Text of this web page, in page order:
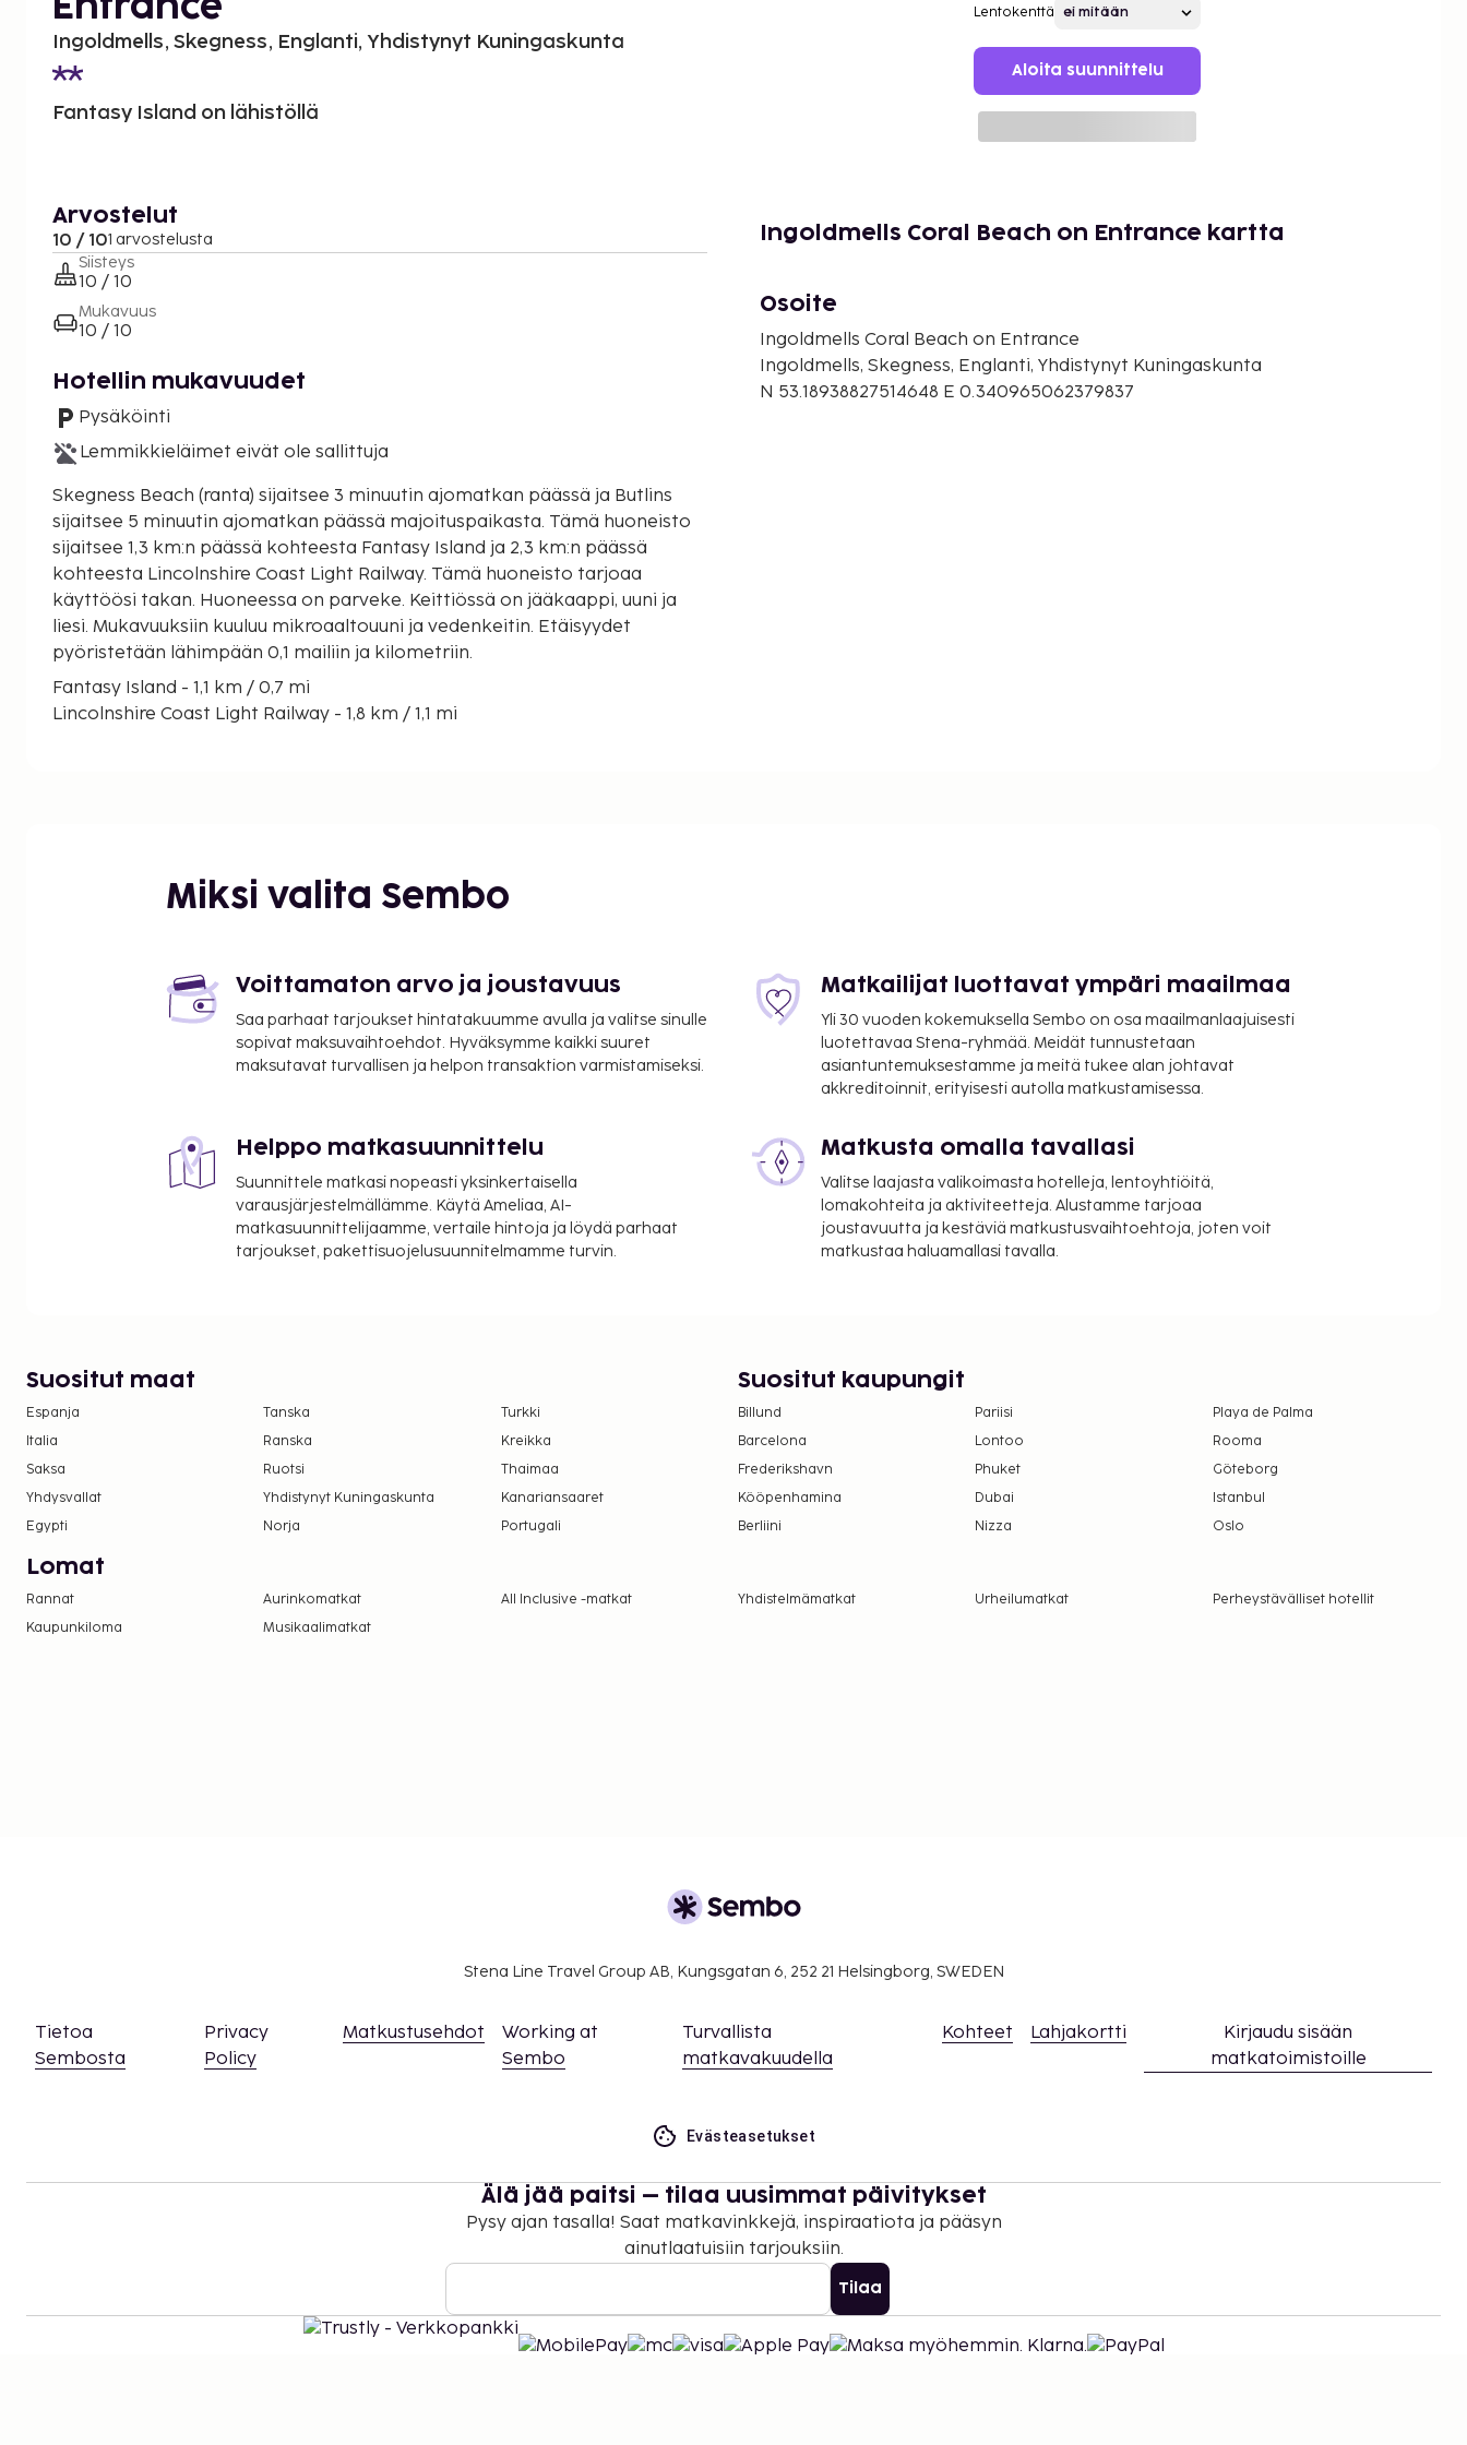
Entrance
Ingoldmells, Skegness, Englanti, Yhdistynyt Kuningaskunta
Fantasy Island on lähistöllä
Lentokenttä
Aloita suunnittelu
Arvostelut
10 / 101 arvostelusta
Siisteys
10 / 10
Mukavuus
10 / 10
Hotellin mukavuudet
Pysäköinti
Lemmikkieläimet eivät ole sallittuja
Skegness Beach (ranta) sijaitsee 3 minuutin ajomatkan päässä ja Butlins
sijaitsee 5 minuutin ajomatkan päässä majoituspaikasta. Tämä huoneisto
sijaitsee 1,3 km:n päässä kohteesta Fantasy Island ja 2,3 km:n päässä
kohteesta Lincolnshire Coast Light Railway. Tämä huoneisto tarjoaa
käyttöösi takan. Huoneessa on parveke. Keittiössä on jääkaappi, uuni ja
liesi. Mukavuuksiin kuuluu mikroaaltouuni ja vedenkeitin. Etäisyydet
pyöristetään lähimpään 0,1 mailiin ja kilometriin.
Fantasy Island - 1,1 km / 0,7 mi
Lincolnshire Coast Light Railway - 1,8 km / 1,1 mi
Tower Gardens - 5,1 km / 3,2 mi
Lucky Strike - 5,4 km / 3,3 mi
Skegness Aquarium - 5,5 km / 3,4 mi
Skegness Clock Tower - 5,5 km / 3,4 mi
Skegness Model Village - 5,6 km / 3,5 mi
Maksuihin saattaa sisältyä sovellettavat verot:
Takuumaksu vaurioiden varalle: 100 GBP per yöpyminen
Tässä on mainittu kaikki majoituspaikan meille ilmoittamat maksut.
Ingoldmells Coral Beach on Entrance kartta
Osoite
Ingoldmells Coral Beach on Entrance
Ingoldmells, Skegness, Englanti, Yhdistynyt Kuningaskunta
N 53.18938827514648 E 0.340965062379837
Miksi valita Sembo
Voittamaton arvo ja joustavuus
Saa parhaat tarjoukset hintatakuumme avulla ja valitse sinulle
sopivat maksuvaihtoehdot. Hyväksymme kaikki suuret
maksutavat turvallisen ja helpon transaktion varmistamiseksi.
Matkailijat luottavat ympäri maailmaa
Yli 30 vuoden kokemuksella Sembo on osa maailmanlaajuisesti
luotettavaa Stena-ryhmää. Meidät tunnustetaan
asiantuntemuksestamme ja meitä tukee alan johtavat
akkreditoinnit, erityisesti autolla matkustamisessa.
Helppo matkasuunnittelu
Suunnittele matkasi nopeasti yksinkertaisella
varausjärjestelmällämme. Käytä Ameliaa, AI-
matkasuunnittelijaamme, vertaile hintoja ja löydä parhaat
tarjoukset, pakettisuojelusuunnitelmamme turvin.
Matkusta omalla tavallasi
Valitse laajasta valikoimasta hotelleja, lentoyhtiöitä,
lomakohteita ja aktiviteetteja. Alustamme tarjoaa
joustavuutta ja kestäviä matkustusvaihtoehtoja, joten voit
matkustaa haluamallasi tavalla.
Suositut maat
Espanja Tanska
Turkki
Italia
Ranska
Kreikka
Saksa
Ruotsi
Thaimaa
Yhdysvallat
Yhdistynyt Kuningaskunta
Kanariansaaret
Egypti
Norja Portugali
Suositut kaupungit
Billund Pariisi
Playa de Palma
Barcelona
Lontoo
Rooma
Frederikshavn
Phuket
Göteborg
Kööpenhamina
Dubai
Istanbul
Berliini
Nizza Oslo
Lomat
Rannat Aurinkomatkat All Inclusive -matkat Yhdistelmämatkat Urheilumatkat
Perheystävälliset hotellit
Kaupunkiloma
Musikaalimatkat
Stena Line Travel Group AB, Kungsgatan 6, 252 21 Helsingborg, SWEDEN
Tietoa
Sembosta
Privacy
Policy
Matkustusehdot
Working at
Sembo
Turvallista
matkavakuudella
Kohteet Lahjakortti
Kirjaudu sisään
matkatoimistoille
Evästeasetukset
Älä jää paitsi – tilaa uusimmat päivitykset
Pysy ajan tasalla! Saat matkavinkkejä, inspiraatiota ja pääsyn
ainutlaatuisiin tarjouksiin.
Tilaa